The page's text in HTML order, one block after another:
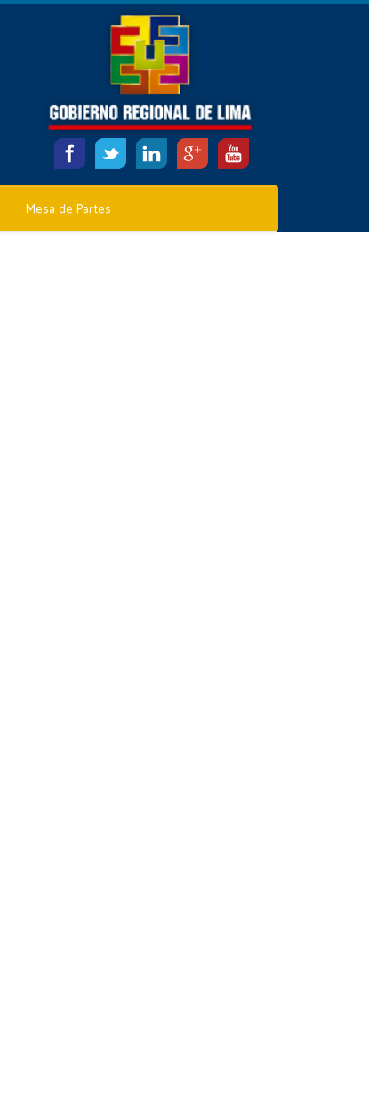
Mesa de Partes